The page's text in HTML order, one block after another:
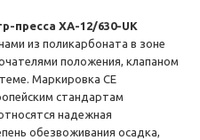
пресса XA-12/630-UK
из поликарбоната в зоне
положения, клапаном
Маркировка CE
стандартам
надежная
обезвоживания осадка,